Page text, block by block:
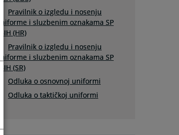
Pravilnik o izgledu i nosenju
uniforme i sluzbenim oznakama SP
FBIH (HR)
Pravilnik o izgledu i nosenju
uniforme i sluzbenim oznakama SP
FBIH (SR)
Odluka o osnovnoj uniformi
Odluka o taktičkoj uniformi